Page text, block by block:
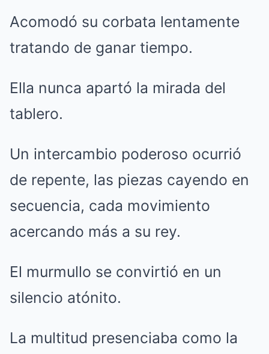
Acomodó su corbata lentamente
tratando de ganar tiempo.
Ella nunca apartó la mirada del
tablero.
Un intercambio poderoso ocurrió
de repente, las piezas cayendo en
secuencia, cada movimiento
acercando más a su rey.
El murmullo se convirtió en un
silencio atónito.
La multitud presenciaba como la